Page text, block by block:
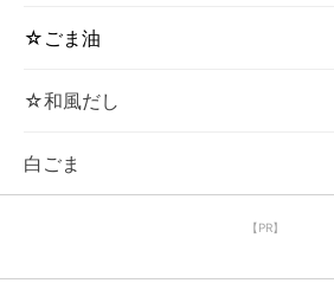
☆ごま油
☆和風だし
白ごま
【PR】